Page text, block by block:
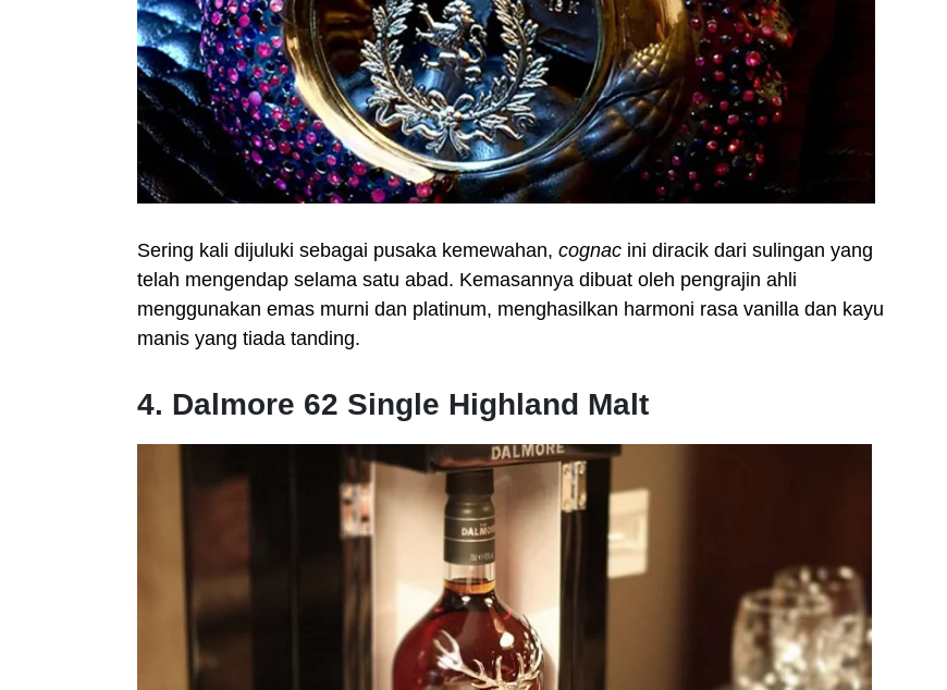
Sering kali dijuluki sebagai pusaka kemewahan, cognac ini diracik dari sulingan yang
telah mengendap selama satu abad. Kemasannya dibuat oleh pengrajin ahli
menggunakan emas murni dan platinum, menghasilkan harmoni rasa vanilla dan kayu
manis yang tiada tanding.
4. Dalmore 62 Single Highland Malt